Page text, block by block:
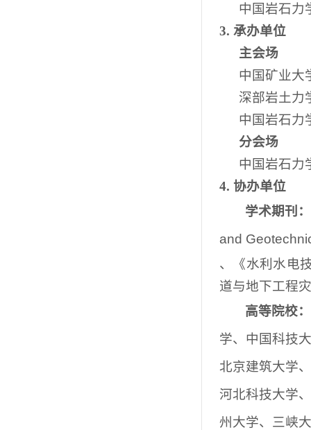
中国岩石力
3. 承办单位
主会场
中国矿业大
深部岩土力
中国岩石力
分会场
中国岩石力
4. 协办单位
学术期刊：
and
、《水利水电
道与地下工程
高等院校：
学、中国科技
北京建筑大学
河北科技大学
州大学、三峡